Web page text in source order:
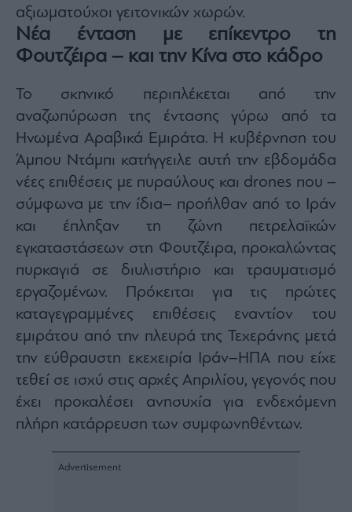
αξιωματούχοι γειτονικών χωρών.
Νέα ένταση με επίκεντρο τη
Φουτζέιρα – και την Κίνα στο κάδρο
Το σκηνικό περιπλέκεται από την
αναζωπύρωση της έντασης γύρω από τα
Ηνωμένα Αραβικά Εμιράτα. Η κυβέρνηση του
Άμπου Ντάμπι κατήγγειλε αυτή την εβδομάδα
νέες επιθέσεις με πυραύλους και drones που –
σύμφωνα με την ίδια– προήλθαν από το Ιράν
και έπληξαν τη ζώνη πετρελαϊκών
εγκαταστάσεων στη Φουτζέιρα, προκαλώντας
πυρκαγιά σε διυλιστήριο και τραυματισμό
εργαζομένων. Πρόκειται για τις πρώτες
καταγεγραμμένες επιθέσεις εναντίον του
εμιράτου από την πλευρά της Τεχεράνης μετά
την εύθραυστη εκεχειρία Ιράν–ΗΠΑ που είχε
τεθεί σε ισχύ στις αρχές Απριλίου, γεγονός που
έχει προκαλέσει ανησυχία για ενδεχόμενη
πλήρη κατάρρευση των συμφωνηθέντων.